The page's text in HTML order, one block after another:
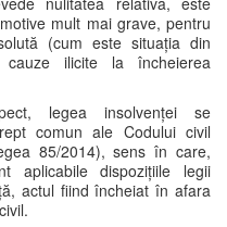
mult mai grave, pentru
(cum este situația din
ilicite la încheierea
legea insolvenței se
comun ale Codului civil
85/2014), sens în care,
aplicabile dispozițiile legii
actul fiind încheiat în afara